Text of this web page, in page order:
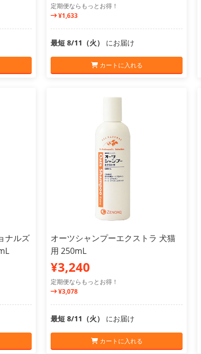
定期便ならもっとお得！
¥1,633
最短 8/11（火） にお届け
カートに入れる
ナルズ
オーツシャンプーエクストラ 犬猫
用 250mL
¥3,240
定期便ならもっとお得！
¥3,078
最短 8/11（火） にお届け
カートに入れる